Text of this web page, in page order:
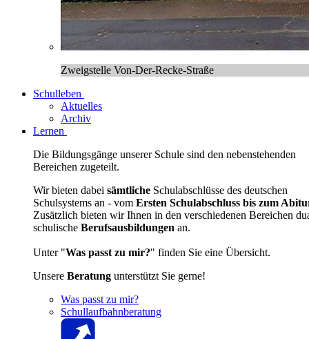
Zweigstelle Von-Der-Recke-Straße
Schulleben
Aktuelles
Archiv
Lernen
Die Bildungsgänge unserer Schule sind den nebenstehenden
Bereichen zugeteilt.
Wir bieten dabei sämtliche Schulabschlüsse des deutschen
Schulsystems an - vom Ersten Schulabschluss bis zum
Zusätzlich bieten wir Ihnen in den verschiedenen Bereichen
schulische Berufsausbildungen an.
Unter "Was passt zu mir?" finden Sie eine Übersicht.
Unsere Beratung unterstützt Sie gerne!
Was passt zu mir?
Schullaufbahnberatung